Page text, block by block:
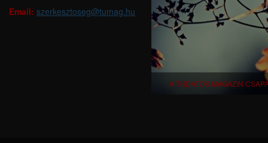
Email: szerkesztoseg@tumag.hu
A TUDATOS MAGAZIN